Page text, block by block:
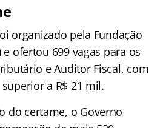
organizado pela Fundação
e ofertou 699 vagas para os
e Auditor Fiscal, com
a R$ 21 mil.
do certame, o Governo